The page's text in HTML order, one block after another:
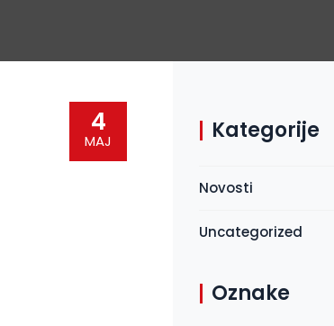
4
MAJ Kategorije
Novosti
Uncategorized
Oznake